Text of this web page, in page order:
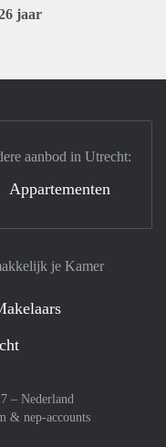
jaar
je Kamer
– Nederland
& nep-accounts
aanbod in Utrecht:
Appartementen